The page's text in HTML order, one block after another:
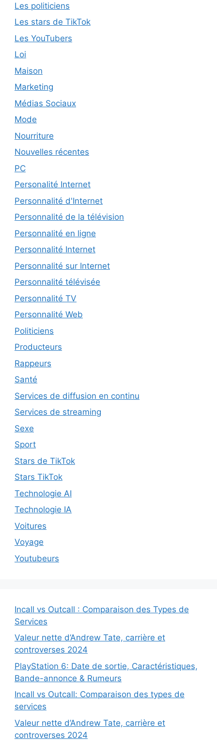
Les politiciens
Les stars de TikTok
Les YouTubers
Loi
Maison
Marketing
Médias Sociaux
Mode
Nourriture
Nouvelles récentes
PC
Personalité Internet
Personnalité d'Internet
Personnalité de la télévision
Personnalité en ligne
Personnalité Internet
Personnalité sur Internet
Personnalité télévisée
Personnalité TV
Personnalité Web
Politiciens
Producteurs
Rappeurs
Santé
Services de diffusion en continu
Services de streaming
Sexe
Sport
Stars de TikTok
Stars TikTok
Technologie AI
Technologie IA
Voitures
Voyage
Youtubeurs
Incall vs Outcall : Comparaison des Types de
Services
Valeur nette d’Andrew Tate, carrière et
controverses 2024
PlayStation 6: Date de sortie, Caractéristiques,
Bande-annonce & Rumeurs
Incall vs Outcall: Comparaison des types de
services
Valeur nette d’Andrew Tate, carrière et
controverses 2024